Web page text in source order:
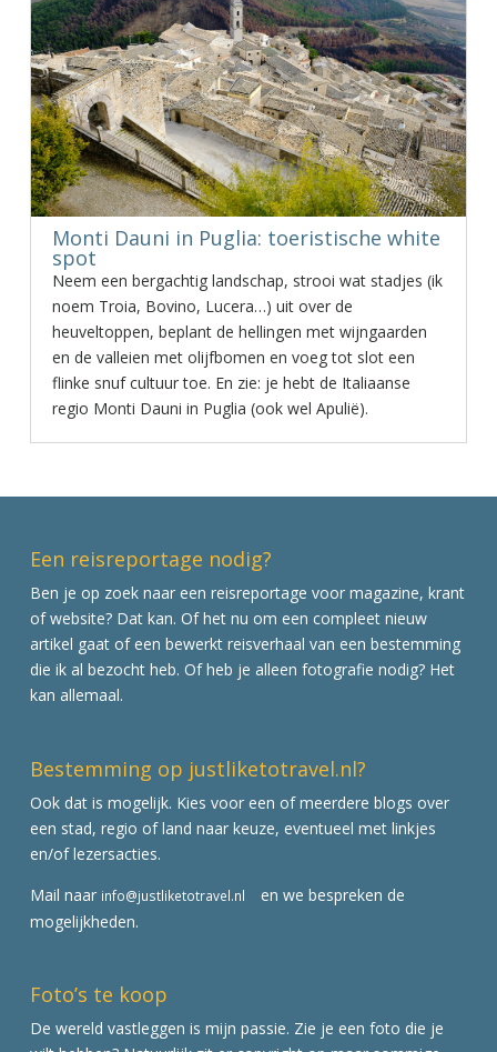
Monti Dauni in Puglia: toeristische white
spot
Neem een bergachtig landschap, strooi wat stadjes (ik
noem Troia, Bovino, Lucera…) uit over de
heuveltoppen, beplant de hellingen met wijngaarden
en de valleien met olijfbomen en voeg tot slot een
flinke snuf cultuur toe. En zie: je hebt de Italiaanse
regio Monti Dauni in Puglia (ook wel Apulië).
Een reisreportage nodig?
Ben je op zoek naar een reisreportage voor magazine, krant
of website? Dat kan. Of het nu om een compleet nieuw
artikel gaat of een bewerkt reisverhaal van een bestemming
die ik al bezocht heb. Of heb je alleen fotografie nodig? Het
kan allemaal.
Bestemming op justliketotravel.nl?
Ook dat is mogelijk. Kies voor een of meerdere blogs over
een stad, regio of land naar keuze, eventueel met linkjes
en/of lezersacties.
Mail naar info@justliketotravel.nl
en we bespreken de
mogelijkheden.
Foto’s te koop
De wereld vastleggen is mijn passie. Zie je een foto die je